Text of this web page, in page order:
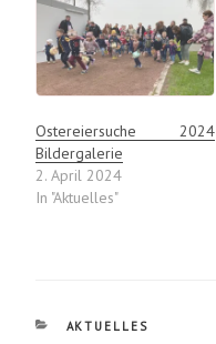
Ostereiersuche 2024
Bildergalerie
2. April 2024
In "Aktuelles"
KATEGORIEN
AKTUELLES